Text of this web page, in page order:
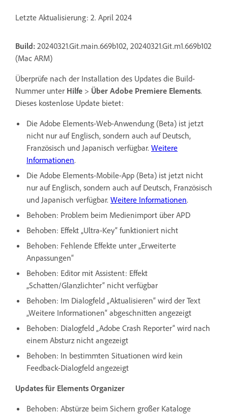
Letzte Aktualisierung: 2. April 2024
Build: 20240321.Git.main.669b102, 20240321.Git.m1.669b102
(Mac ARM)
Überprüfe nach der Installation des Updates die Build-
Nummer unter Hilfe > Über Adobe Premiere Elements.
Dieses kostenlose Update bietet:
Die Adobe Elements-Web-Anwendung (Beta) ist jetzt
nicht nur auf Englisch, sondern auch auf Deutsch,
Französisch und Japanisch verfügbar. Weitere
Informationen.
Die Adobe Elements-Mobile-App (Beta) ist jetzt nicht
nur auf Englisch, sondern auch auf Deutsch, Französisch
und Japanisch verfügbar. Weitere Informationen.
Behoben: Problem beim Medienimport über APD
Behoben: Effekt „Ultra-Key“ funktioniert nicht
Behoben: Fehlende Effekte unter „Erweiterte
Anpassungen“
Behoben: Editor mit Assistent: Effekt
„Schatten/Glanzlichter“ nicht verfügbar
Behoben: Im Dialogfeld „Aktualisieren“ wird der Text
„Weitere Informationen“ abgeschnitten angezeigt
Behoben: Dialogfeld „Adobe Crash Reporter“ wird nach
einem Absturz nicht angezeigt
Behoben: In bestimmten Situationen wird kein
Feedback-Dialogfeld angezeigt
Updates für Elements Organizer
Behoben: Abstürze beim Sichern großer Kataloge